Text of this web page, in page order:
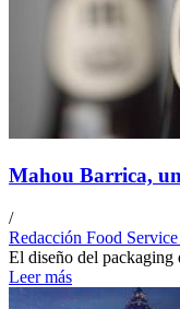
Mahou Barrica,
/
Redacción Food
El diseño del packaging
Leer más